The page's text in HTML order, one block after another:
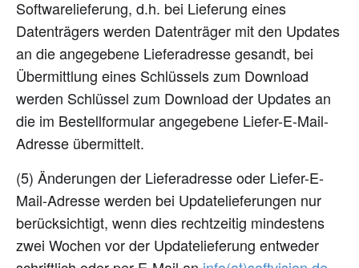
Softwarelieferung, d.h. bei Lieferung eines
Datenträgers werden Datenträger mit den Updates
an die angegebene Lieferadresse gesandt, bei
Übermittlung eines Schlüssels zum Download
werden Schlüssel zum Download der Updates an
die im Bestellformular angegebene Liefer-E-Mail-
Adresse übermittelt.
(5) Änderungen der Lieferadresse oder Liefer-E-
Mail-Adresse werden bei Updatelieferungen nur
berücksichtigt, wenn dies rechtzeitig mindestens
zwei Wochen vor der Updatelieferung entweder